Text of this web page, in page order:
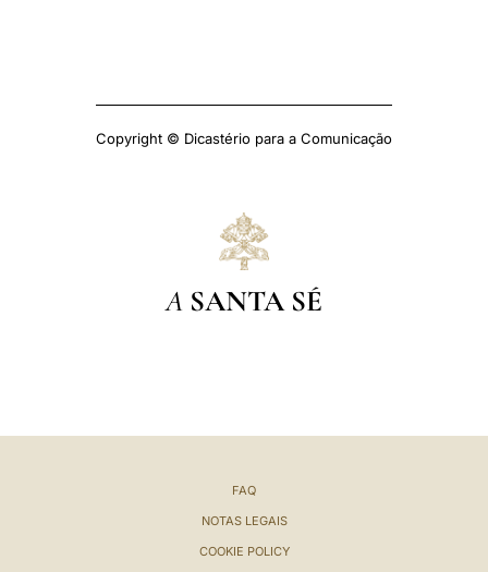
Copyright © Dicastério para a Comunicação
A SANTA SÉ
FAQ
NOTAS LEGAIS
COOKIE POLICY